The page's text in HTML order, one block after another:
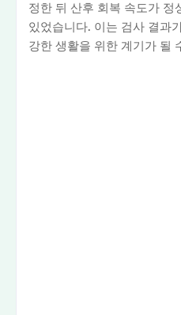
정한 뒤 산후 회복 속도가 정
있었습니다. 이는 검사 결과
강한 생활을 위한 계기가 될